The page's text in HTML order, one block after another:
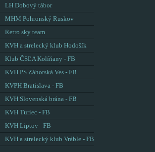
LH Dobový tábor
MHM Pohronský Ruskov
Retro sky team
KVH a strelecký klub Hodošík
Klub ČSĽA Kolíňany - FB
KVH PS Záhorská Ves - FB
KVPH Bratislava - FB
KVH Slovenská brána - FB
KVH Turiec - FB
KVH Liptov - FB
KVH a strelecký klub Vráble - FB